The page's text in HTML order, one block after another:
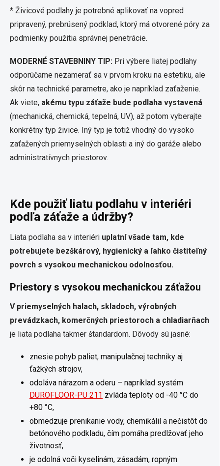
* Živicové podlahy je potrebné aplikovať na vopred
pripravený, prebrúsený podklad, ktorý má otvorené póry za
podmienky použitia správnej penetrácie.
MODERNÉ STAVEBNINY TIP: Pri výbere liatej podlahy
odporúčame nezamerať sa v prvom kroku na estetiku, ale
skôr na technické parametre, ako je napríklad zaťaženie.
Ak viete, akému typu záťaže bude podlaha vystavená
(mechanická, chemická, tepelná, UV), až potom vyberajte
konkrétny typ živice. Iný typ je totiž vhodný do vysoko
zaťažených priemyselných oblasti a iný do garáže alebo
administratívnych priestorov.
Kde použiť liatu podlahu v interiéri
podľa záťaže a údržby?
Liata podlaha sa v interiéri uplatní všade tam, kde
potrebujete bezškárový, hygienický a ľahko čistiteľný
povrch s vysokou mechanickou odolnosťou.
Priestory s vysokou mechanickou záťažou
V priemyselných halach, skladoch, výrobných
prevádzkach, komerčných priestoroch a chladiarňach
je liata podlaha takmer štandardom. Dôvody sú jasné:
znesie pohyb paliet, manipulačnej techniky aj
ťažkých strojov,
odoláva nárazom a oderu – napríklad systém
DUROFLOOR-PU 211 zvláda teploty od -40 °C do
+80 °C,
obmedzuje prenikanie vody, chemikálií a nečistôt do
betónového podkladu, čím pomáha predlžovať jeho
životnosť,
je odolná voči kyselinám, zásadám, ropným